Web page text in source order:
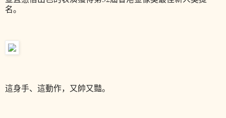
名。
這身手、這動作，又帥又豔。